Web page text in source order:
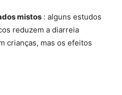
mistos : alguns estudos
reduzem a diarreia
crianças, mas os efeitos